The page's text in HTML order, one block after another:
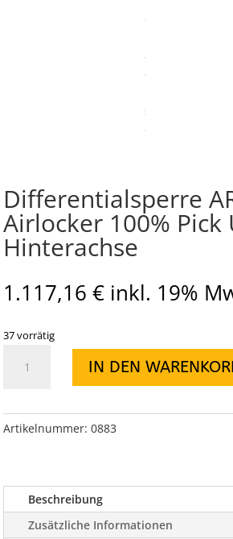
Differentialsperre
Airlocker 100% Pick
Hinterachse
1.117,16 € inkl. 19%
37 vorrätig
Differentialsperre
ARB-
Pick
Hinterachse
Menge
IN DEN
Artikelnummer: 0883
Beschreibung
Zusätzliche Informationen